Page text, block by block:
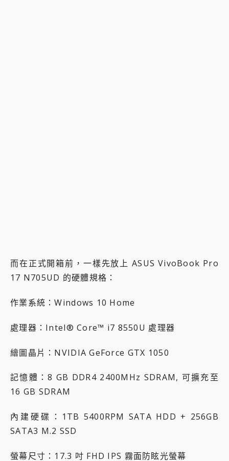
而在正式開箱前，一樣先放上 ASUS VivoBook Pro
17 N705UD 的硬體規格：
作業系統：Windows 10 Home
處理器：Intel® Core™ i7 8550U 處理器
繪圖晶片：NVIDIA GeForce GTX 1050
記憶體：8 GB DDR4 2400MHz SDRAM, 可擴充至
16 GB SDRAM
內建硬碟：1TB 5400RPM SATA HDD + 256GB
SATA3 M.2 SSD
螢幕尺寸：17.3 吋 FHD IPS 霧面防眩光螢幕